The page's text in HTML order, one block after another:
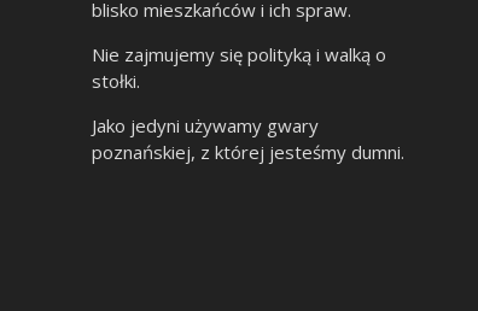
blisko mieszkańców i ich spraw.
Nie zajmujemy się polityką i walką o
stołki.
Jako jedyni używamy gwary
poznańskiej, z której jesteśmy dumni.